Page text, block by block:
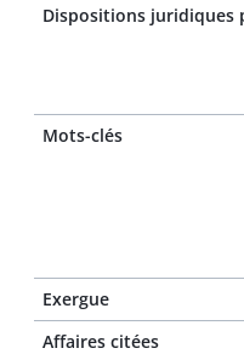
Dispositions juridiques
Mots-clés
Exergue
Affaires citées